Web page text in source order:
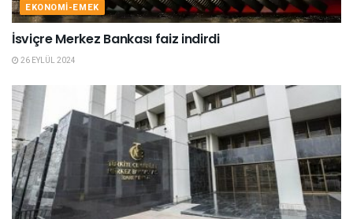
EKONOMI-EMEK
İsviçre Merkez Bankası faiz indirdi
26 EYLÜL 2024